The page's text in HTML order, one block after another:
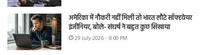
अमेरिका में नौकरी नहीं मिली तो भारत लौटे सॉफ्टवेयर
इंजीनियर, बोले- संघर्ष ने बहुत कुछ सिखाया
29 July 2026 - 8:00 PM